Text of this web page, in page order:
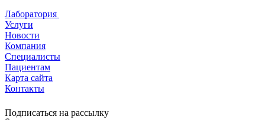
Лаборатория
Услуги
Новости
Компания
Специалисты
Пациентам
Карта сайта
Контакты
Подписаться на рассылку